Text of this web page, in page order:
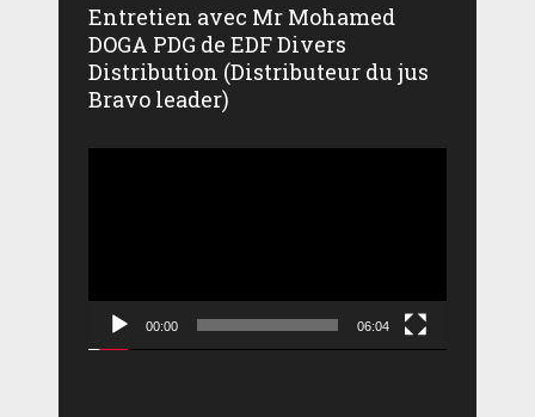
Entretien avec Mr Mohamed
DOGA PDG de EDF Divers
Distribution (Distributeur du jus
Bravo leader)
00:00 06:04